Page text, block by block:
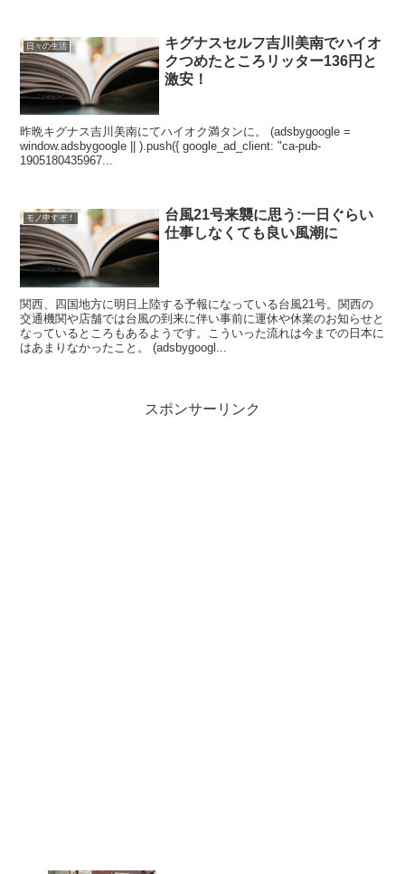
日々の生活
キグナスセルフ吉川美南でハイオ
クつめたところリッター136円と
激安！
昨晩キグナス吉川美南にてハイオク満タンに。 (adsbygoogle =
window.adsbygoogle || ).push({ google_ad_client: "ca-pub-
1905180435967...
モノ申すぞ！
台風21号来襲に思う:一日ぐらい
仕事しなくても良い風潮に
関西、四国地方に明日上陸する予報になっている台風21号。関西の
交通機関や店舗では台風の到来に伴い事前に運休や休業のお知らせと
なっているところもあるようです。こういった流れは今までの日本に
はあまりなかったこと。 (adsbygoogl...
スポンサーリンク